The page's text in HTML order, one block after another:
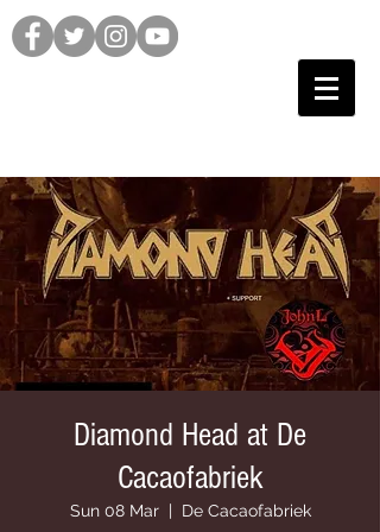
Diamond Head at De
Cacaofabriek
Sun 08 Mar
  |
De Cacaofabriek